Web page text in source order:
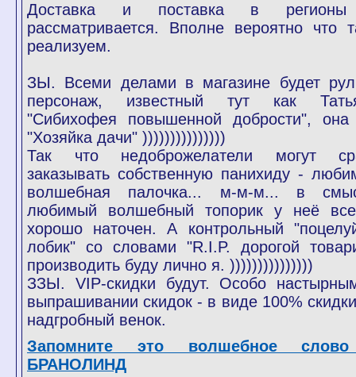
Доставка и поставка в
рассматривается. Вполне вероятно что
реализуем.
ЗЫ. Всеми делами в магазине будет
персонаж, известный тут как
"Сибихофея повышенной добрости",
"Хозяйка дачи" )))))))))))))))
Так что недоброжелатели могут
заказывать собственную панихиду -
волшебная палочка... м-м-м... в
любимый волшебный топорик у неё
хорошо наточен. А контрольный
лобик" со словами "R.I.P. дорогой
производить буду лично я. )))))))))))))))
ЗЗЫ. VIP-скидки будут. Особо
выпрашивании скидок - в виде 100%
надгробный венок.
Запомните это волшебное
БРАНОЛИНД